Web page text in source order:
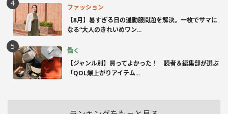
ファッション
【8月】暑すぎる日の通勤服問題を解決。一枚でサマに
なる“大人のきれいめワン...
働く
【ジャンル別】買ってよかった！ 読者＆編集部が選ぶ
「QOL爆上がりアイテム...